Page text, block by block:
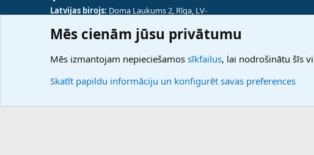
Latvijas birojs: Doma Laukums 2, Rīga, LV-
Mēs cienām jūsu privātumu
Mēs izmantojam nepieciešamos sīkfailus, lai nodrošinātu šīs
Skatīt papildu informāciju un konfigurēt savas preferences